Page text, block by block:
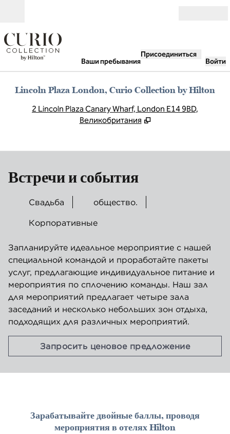
Ваши пребывания
Присоединиться
Войти
Lincoln Plaza London, Curio Collection by Hilton
2 Lincoln Plaza Canary Wharf, London E14 9BD,
Великобритания
Встречи и события
Свадьба
общество.
Корпоративные
Запланируйте идеальное мероприятие с нашей
специальной командой и проработайте пакеты
услуг, предлагающие индивидуальное питание и
мероприятия по сплочению команды. Наш зал
для мероприятий предлагает четыре зала
заседаний и несколько небольших зон отдыха,
подходящих для различных мероприятий.
Запросить ценовое предложение,
Зарабатывайте двойные баллы, проводя
мероприятия в отелях Hilton